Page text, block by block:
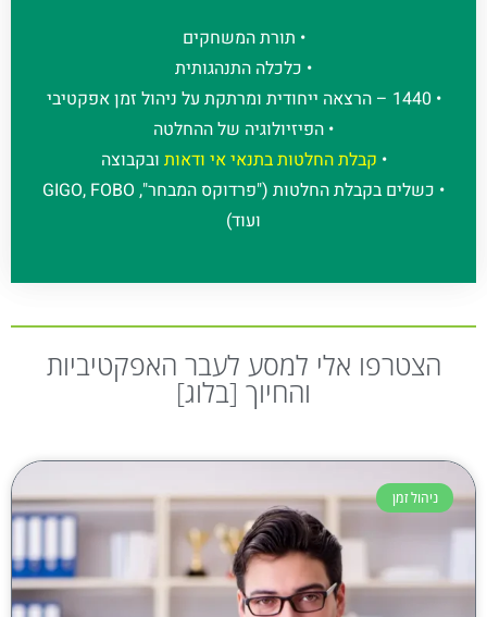
• תורת המשחקים
• כלכלה התנהגותית
• 1440 – הרצאה ייחודית ומרתקת על ניהול זמן אפקטיבי
• הפיזיולוגיה של ההחלטה
• קבלת החלטות בתנאי אי ודאות ובקבוצה
• כשלים בקבלת החלטות ("פרדוקס המבחר", GIGO, FOBO
ועוד)
הצטרפו אלי למסע לעבר האפקטיביות
והחיוך [בלוג]
ניהול זמן